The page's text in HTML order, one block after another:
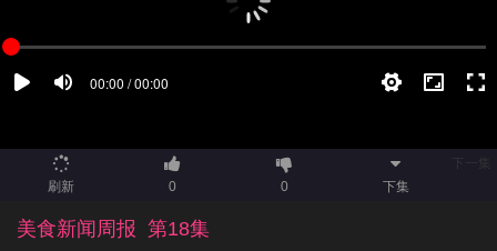
刷新 0 0 下集
美食新闻周报 第18集